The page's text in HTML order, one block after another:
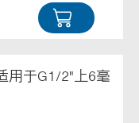
用于G1/2"上6毫